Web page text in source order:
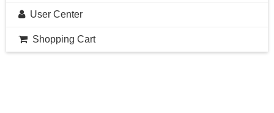
User Center
Shopping Cart